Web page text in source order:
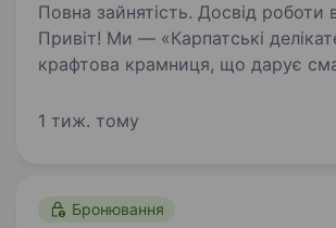
Повна зайнятість. Досвід роботи
Привіт! Ми — «Карпатські
крафтова крамниця, що дарує
дружньої команди бухгалтера-
1 тиж. тому
Бронювання